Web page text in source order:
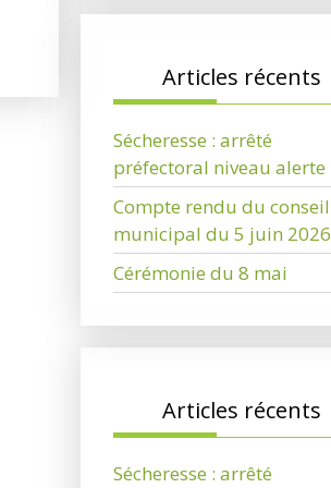
Articles récents
Sécheresse : arrêté
préfectoral niveau alerte
Compte rendu du conseil
municipal du 5 juin 2026
Cérémonie du 8 mai
Articles récents
Sécheresse : arrêté